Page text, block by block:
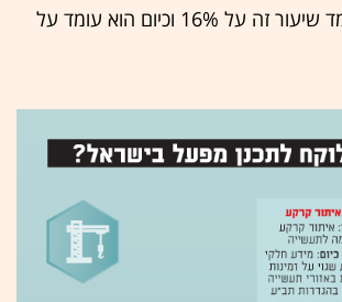
עולה: ב-2005 עמד שיעור זה על 16% וכיום הוא עומד על